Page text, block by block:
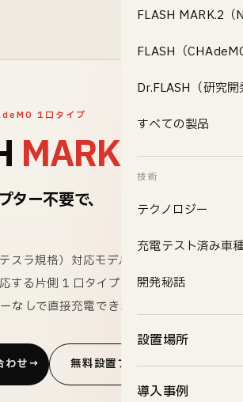
FLASH MARK.2（
FLASH（
Dr.FLASH（研究
すべての製品 →
技術
テクノロジー
充電テスト済み車
開発秘話
設置場所
導入事例
1口タイプ
MARK.Ⅱ
ター不要で、
スラ規格）対応モデル。CHAdeMO と
する片側 1 口タイプで、
なしで直接充電できます。
わせ 無料設置プログラム